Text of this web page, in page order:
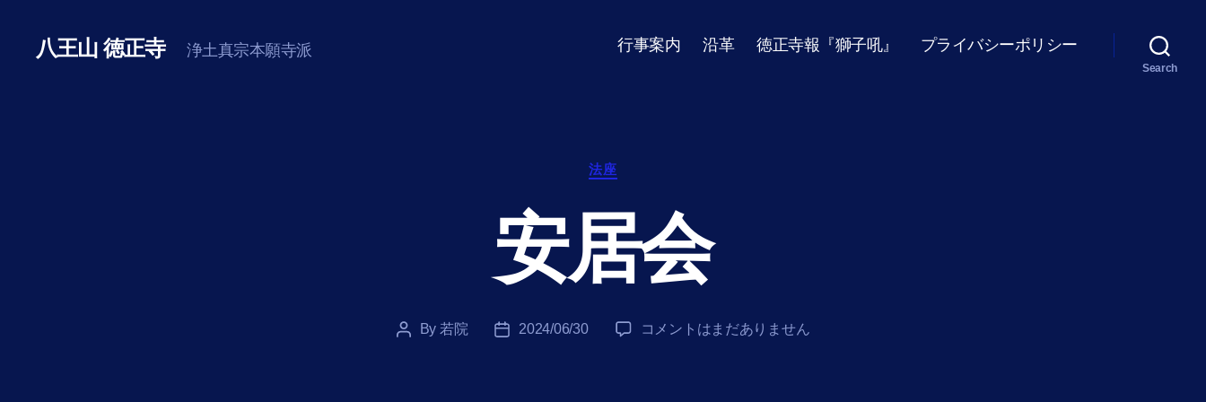
八王山 徳正寺 浄土真宗本願寺派 行事案内 沿革 徳正寺報『獅子吼』 プライバシーポリシー
Search
Categories
法座
安居会
PostBy 若院
Post2024/06/30
安
コメントはまだありません